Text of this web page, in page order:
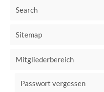
Search
Sitemap
Mitgliederbereich
Passwort vergessen